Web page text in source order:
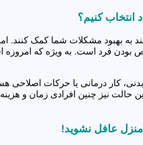
انتخاب کنیم؟
به بهبود مشکلات شما کمک
بودن فرد است. به ویژه که
کار درمانی یا حرکات
حالت نیز چنین افرادی زمان و
منزل عافل نشوید!